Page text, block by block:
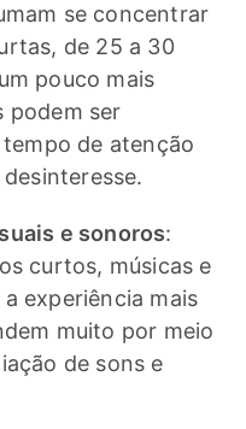
se concentrar
de 25 a 30
pouco mais
podem ser
de atenção
e sonoros:
curtos, músicas e
experiência mais
muito por meio
de sons e